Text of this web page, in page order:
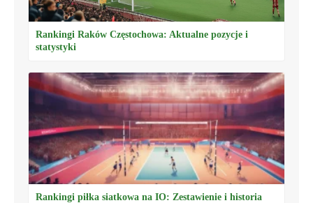
Rankingi Raków Częstochowa: Aktualne pozycje i
statystyki
Rankingi piłka siatkowa na IO: Zestawienie i historia